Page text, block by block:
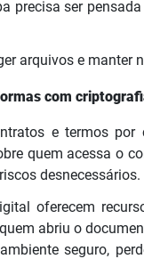
precisa ser
arquivos e manter
com
e termos por
quem acessa o
desnecessários.
oferecem
abriu o
seguro,